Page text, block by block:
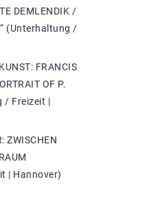
DEMLENDIK /
(Unterhaltung /
FRANCIS
OF P.
/ Freizeit |
ZWISCHEN
| Hannover)